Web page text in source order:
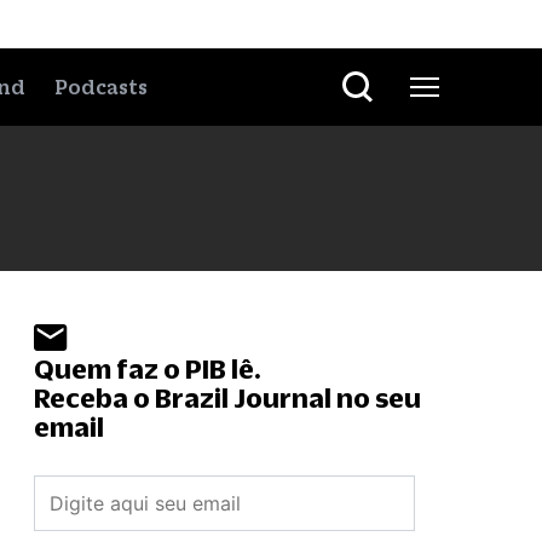
Podcasts
Quem faz o PIB lê.
Receba o Brazil Journal no seu
email